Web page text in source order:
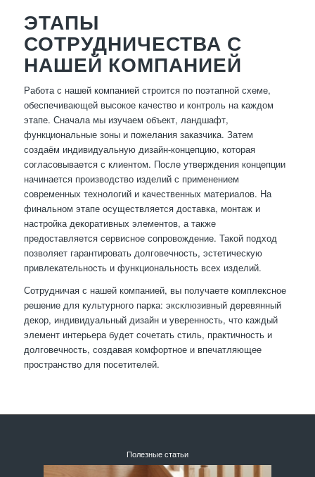
ЭТАПЫ
СОТРУДНИЧЕСТВА С
НАШЕЙ КОМПАНИЕЙ
Работа с нашей компанией строится по поэтапной схеме,
обеспечивающей высокое качество и контроль на каждом
этапе. Сначала мы изучаем объект, ландшафт,
функциональные зоны и пожелания заказчика. Затем
создаём индивидуальную дизайн-концепцию, которая
согласовывается с клиентом. После утверждения концепции
начинается производство изделий с применением
современных технологий и качественных материалов. На
финальном этапе осуществляется доставка, монтаж и
настройка декоративных элементов, а также
предоставляется сервисное сопровождение. Такой подход
позволяет гарантировать долговечность, эстетическую
привлекательность и функциональность всех изделий.
Сотрудничая с нашей компанией, вы получаете комплексное
решение для культурного парка: эксклюзивный деревянный
декор, индивидуальный дизайн и уверенность, что каждый
элемент интерьера будет сочетать стиль, практичность и
долговечность, создавая комфортное и впечатляющее
пространство для посетителей.
Полезные статьи